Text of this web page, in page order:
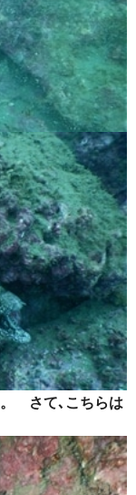
さて､こちらは